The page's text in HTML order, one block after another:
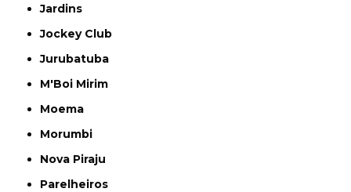
Jardins
Jockey Club
Jurubatuba
M'Boi Mirim
Moema
Morumbi
Nova Piraju
Parelheiros